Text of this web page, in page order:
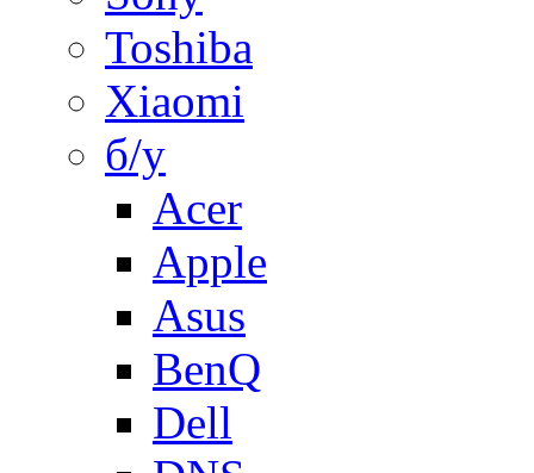
Toshiba
Xiaomi
б/у
Acer
Apple
Asus
BenQ
Dell